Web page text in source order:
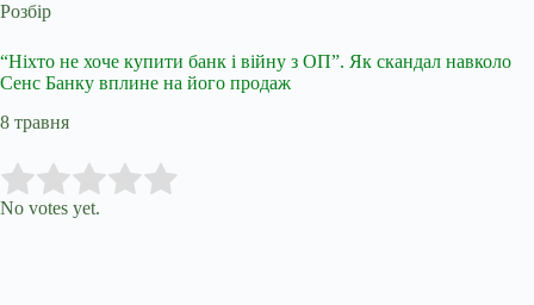
Розбір
“Ніхто не хоче купити банк і війну з ОП”. Як скандал навколо
Сенс Банку вплине на його продаж
8 травня
Rate this item:
No votes yet.